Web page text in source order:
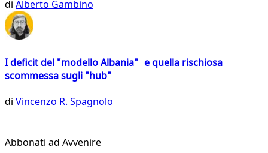
di Alberto Gambino
I deficit del "modello Albania" e quella rischiosa
scommessa sugli "hub"
di Vincenzo R. Spagnolo
Abbonati ad Avvenire